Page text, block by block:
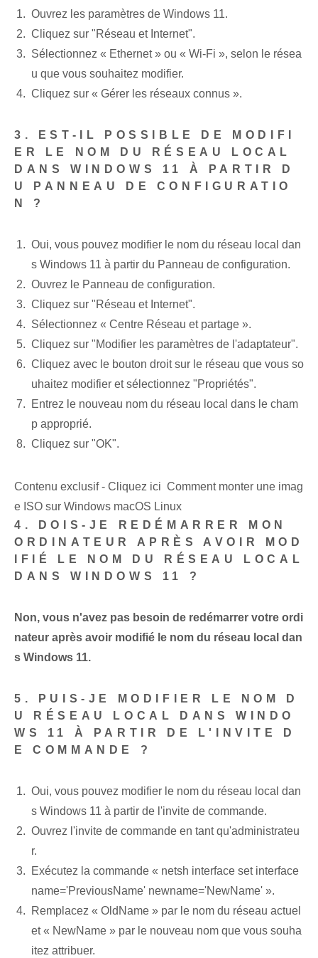
Ouvrez les paramètres de Windows 11.
Cliquez sur "Réseau et Internet".
Sélectionnez « Ethernet » ou « Wi-Fi », selon le résea
u que vous souhaitez modifier.
Cliquez sur « Gérer les réseaux connus ».
3. EST-IL POSSIBLE DE MODIFI
ER LE NOM DU RÉSEAU LOCAL
DANS WINDOWS 11 À PARTIR D
U PANNEAU DE CONFIGURATIO
N ?
Oui, vous pouvez modifier le nom du réseau local dan
s Windows 11 à partir du Panneau de configuration.
Ouvrez le Panneau de configuration.
Cliquez sur "Réseau et Internet".
Sélectionnez « Centre Réseau et partage ».
Cliquez sur "Modifier les paramètres de l'adaptateur".
Cliquez avec le bouton droit sur le réseau que vous so
uhaitez modifier et sélectionnez "Propriétés".
Entrez le nouveau nom du réseau local dans le cham
p approprié.
Cliquez sur "OK".
Contenu exclusif - Cliquez ici Comment monter une imag
e ISO sur Windows macOS Linux
4. DOIS-JE REDÉMARRER MON
ORDINATEUR APRÈS AVOIR MOD
IFIÉ LE NOM DU RÉSEAU LOCAL
DANS WINDOWS 11 ?
Non, vous n'avez pas besoin de redémarrer votre ordi
nateur après avoir modifié le nom du réseau local dan
s Windows 11.
5. PUIS-JE MODIFIER LE NOM D
U RÉSEAU LOCAL DANS WINDO
WS 11 À PARTIR DE L'INVITE D
E COMMANDE ?
Oui, vous pouvez modifier le nom du réseau local dan
s Windows 11 à partir de l'invite de commande.
Ouvrez l'invite de commande en tant qu'administrateu
r.
Exécutez la commande « netsh interface set interface
name='PreviousName' newname='NewName' ».
Remplacez « OldName » par le nom du réseau actuel
et « NewName » par le nouveau nom que vous souha
itez attribuer.